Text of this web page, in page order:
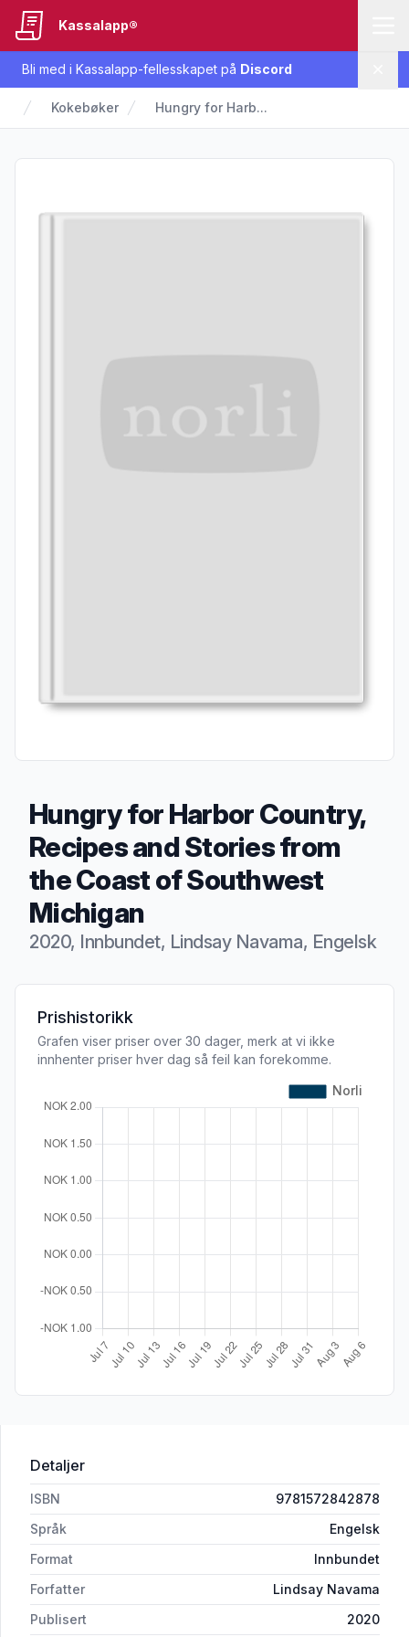
Bli med i Kassalapp-fellesskapet på Discord
Kassalapp®
Kokebøker Hungry for Harb...
Hungry for Harbor Country,
Recipes and Stories from
the Coast of Southwest
Michigan
2020, Innbundet, Lindsay Navama, Engelsk
Produktbeskrivelse
Prishistorikk
Grafen viser priser over 30 dager, merk at vi ikke
innhenter priser hver dag så feil kan forekomme.
Detaljer
ISBN
9781572842878
Språk
Engelsk
Format
Innbundet
Forfatter
Lindsay Navama
Publisert
2020